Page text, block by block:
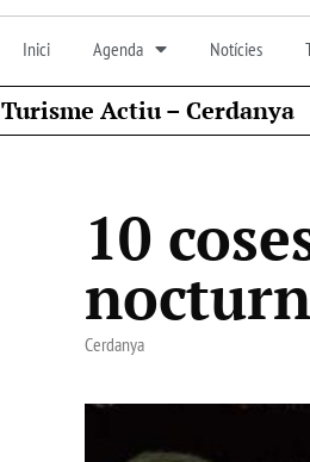
Inici Agenda Notícies
Turisme Actiu – Cerdanya
10
nocturn
Cerdanya